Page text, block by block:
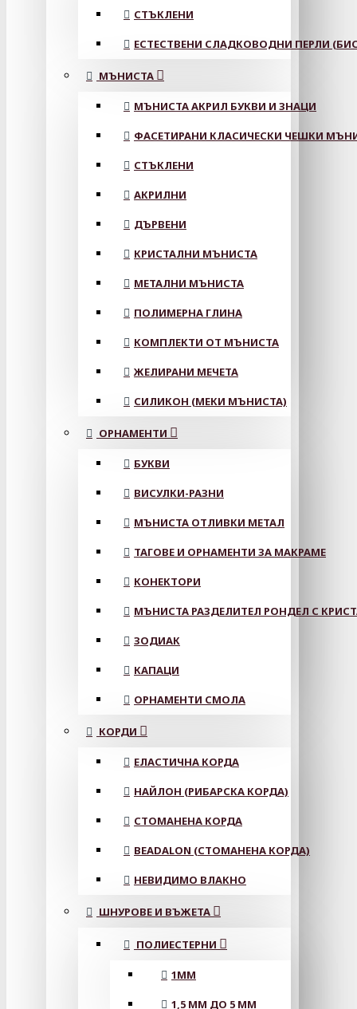
СТЪКЛЕНИ
ЕСТЕСТВЕНИ СЛАДКОВОДНИ ПЕРЛИ
МЪНИСТА
МЪНИСТА АКРИЛ БУКВИ И ЗНАЦИ
ФАСЕТИРАНИ КЛАСИЧЕСКИ ЧЕШКИ
СТЪКЛЕНИ
АКРИЛНИ
ДЪРВЕНИ
КРИСТАЛНИ МЪНИСТА
МЕТАЛНИ МЪНИСТА
ПОЛИМЕРНА ГЛИНА
КОМПЛЕКТИ ОТ МЪНИСТА
ЖЕЛИРАНИ МЕЧЕТА
СИЛИКОН (МЕКИ МЪНИСТА)
ОРНАМЕНТИ
БУКВИ
ВИСУЛКИ-РАЗНИ
МЪНИСТА ОТЛИВКИ МЕТАЛ
ТАГОВЕ И ОРНАМЕНТИ ЗА МАКРАМЕ
КОНЕКТОРИ
МЪНИСТА РАЗДЕЛИТЕЛ РОНДЕЛ С
ЗОДИАК
КАПАЦИ
ОРНАМЕНТИ СМОЛА
КОРДИ
ЕЛАСТИЧНА КОРДА
НАЙЛОН (РИБАРСКА КОРДА)
СТОМАНЕНА КОРДА
BEADALON (СТОМАНЕНА КОРДА)
НЕВИДИМО ВЛАКНО
ШНУРОВЕ И ВЪЖЕТА
ПОЛИЕСТЕРНИ
1ММ
1,5 ММ ДО 5 ММ